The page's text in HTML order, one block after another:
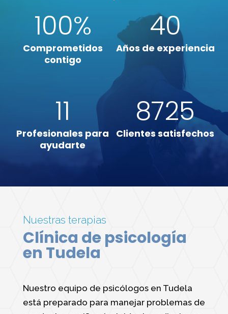
100%
Comprometidos
contigo
40
Años de experiencia
11
Profesionales para
ayudarte
8725
Clientes satisfechos
Nuestras terapias
Clínica de psicología
en Tudela
Nuestro equipo de psicólogos en Tudela
está preparado para manejar problemas de